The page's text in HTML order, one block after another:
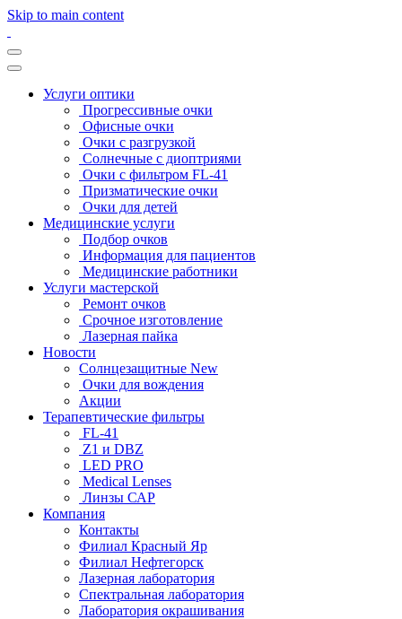
Skip to main content
Услуги оптики
Прогрессивные очки
Офисные очки
Очки с разгрузкой
Солнечные с диоптриями
Очки с фильтром FL-41
Призматические очки
Очки для детей
Медицинские услуги
Подбор очков
Информация для пациентов
Медицинские работники
Услуги мастерской
Ремонт очков
Срочное изготовление
Лазерная пайка
Новости
Солнцезащитные New
Очки для вождения
Акции
Терапевтические фильтры
FL-41
Z1 и DBZ
LED PRO
Medical Lenses
Линзы САР
Компания
Контакты
Филиал Красный Яр
Филиал Нефтегорск
Лазерная лаборатория
Спектральная лаборатория
Лаборатория окрашивания